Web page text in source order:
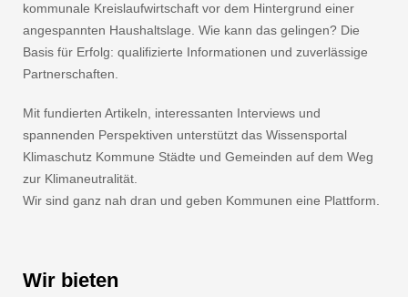
kommunale Kreislaufwirtschaft vor dem Hintergrund einer
angespannten Haushaltslage. Wie kann das gelingen? Die
Basis für Erfolg: qualifizierte Informationen und zuverlässige
Partnerschaften.
Mit fundierten Artikeln, interessanten Interviews und
spannenden Perspektiven unterstützt das Wissensportal
Klimaschutz Kommune Städte und Gemeinden auf dem Weg
zur Klimaneutralität.
Wir sind ganz nah dran und geben Kommunen eine Plattform.
Wir bieten